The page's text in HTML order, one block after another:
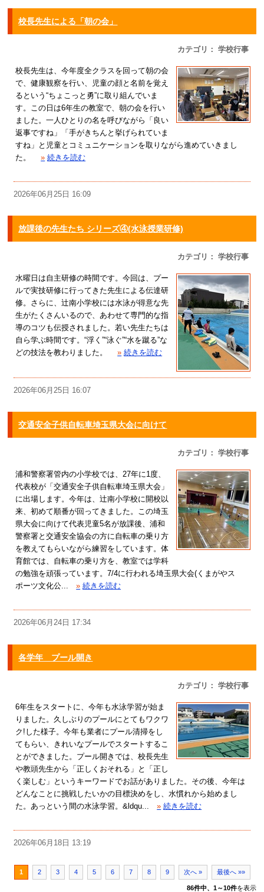
校長先生による「朝の会」
カテゴリ： 学校行事
校長先生は、今年度全クラスを回って朝の会
で、健康観察を行い、児童の顔と名前を覚え
るという“ちょこっと勇”に取り組んでいま
す。この日は6年生の教室で、朝の会を行い
ました。一人ひとりの名を呼びながら「良い
返事ですね」「手がきちんと挙げられていま
すね」と児童とコミュニケーションを取りながら進めていきまし
た。
» 続きを読む
2026年06月25日 16:09
放課後の先生たち シリーズ④(水泳授業研修)
カテゴリ： 学校行事
水曜日は自主研修の時間です。今回は、プー
ルで実技研修に行ってきた先生による伝達研
修。さらに、辻南小学校には水泳が得意な先
生がたくさんいるので、あわせて専門的な指
導のコツも伝授されました。若い先生たちは
自ら学ぶ時間です。“浮く”“泳ぐ”“水を蹴る”な
どの技法を教わりました。
» 続きを読む
2026年06月25日 16:07
交通安全子供自転車埼玉県大会に向けて
カテゴリ： 学校行事
浦和警察署管内の小学校では、27年に1度、
代表校が「交通安全子供自転車埼玉県大会」
に出場します。今年は、辻南小学校に開校以
来、初めて順番が回ってきました。この埼玉
県大会に向けて代表児童5名が放課後、浦和
警察署と交通安全協会の方に自転車の乗り方
を教えてもらいながら練習をしています。体
育館では、自転車の乗り方を、教室では学科
の勉強を頑張っています。7/4に行われる埼玉県大会(くまがやス
ポーツ文化公...
» 続きを読む
2026年06月24日 17:34
各学年 プール開き
カテゴリ： 学校行事
6年生をスタートに、今年も水泳学習が始ま
りました。久しぶりのプールにとてもワクワ
ク!した様子。今年も業者にプール清掃をし
てもらい、きれいなプールでスタートするこ
とができました。プール開きでは、校長先生
や教頭先生から「正しくおそれる」と「正し
く楽しむ」というキーワードでお話がありました。その後、今年は
どんなことに挑戦したいかの目標決めをし、水慣れから始めまし
た。あっという間の水泳学習。&ldqu...
» 続きを読む
2026年06月18日 13:19
1 2 3 4 5 6 7 8 9 次へ » 最後へ »»
86件中、1～10件を表示